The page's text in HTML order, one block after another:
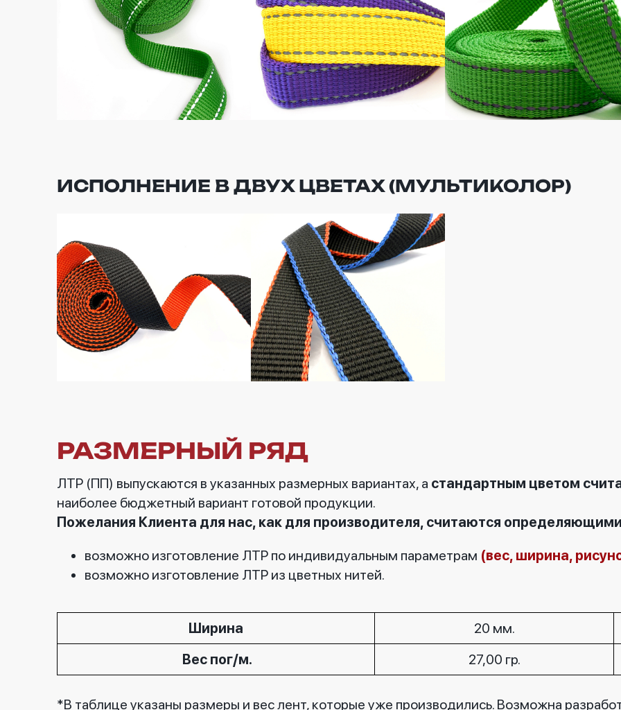
ИСПОЛНЕНИЕ В ДВУХ ЦВЕТАХ (МУЛЬТИКОЛОР)
РАЗМЕРНЫЙ РЯД
ЛТР (ПП) выпускаются в указанных размерных вариантах, а стандартным цветом
наиболее бюджетный вариант готовой продукции.
Пожелания Клиента для нас, как для производителя, считаются
возможно изготовление ЛТР по индивидуальным параметрам (вес, ширина,
возможно изготовление ЛТР из цветных нитей.
Ширина
20 мм.
Вес пог/м.
27,00 гр.
*В таблице указаны размеры и вес лент, которые уже производились. Возможна